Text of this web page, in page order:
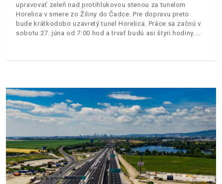
upravovať zeleň nad protihlukovou stenou za tunelom
Horelica v smere zo Žiliny do Čadce. Pre dopravu preto
bude krátkodobo uzavretý tunel Horelica. Práce sa začnú v
sobotu 27. júna od 7:00 hod a trvať budú asi štyri hodiny.